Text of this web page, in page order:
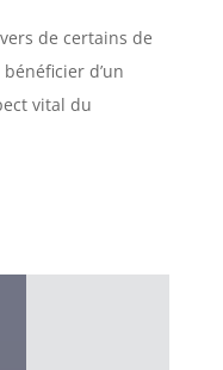
de certains de
d’un
vital du